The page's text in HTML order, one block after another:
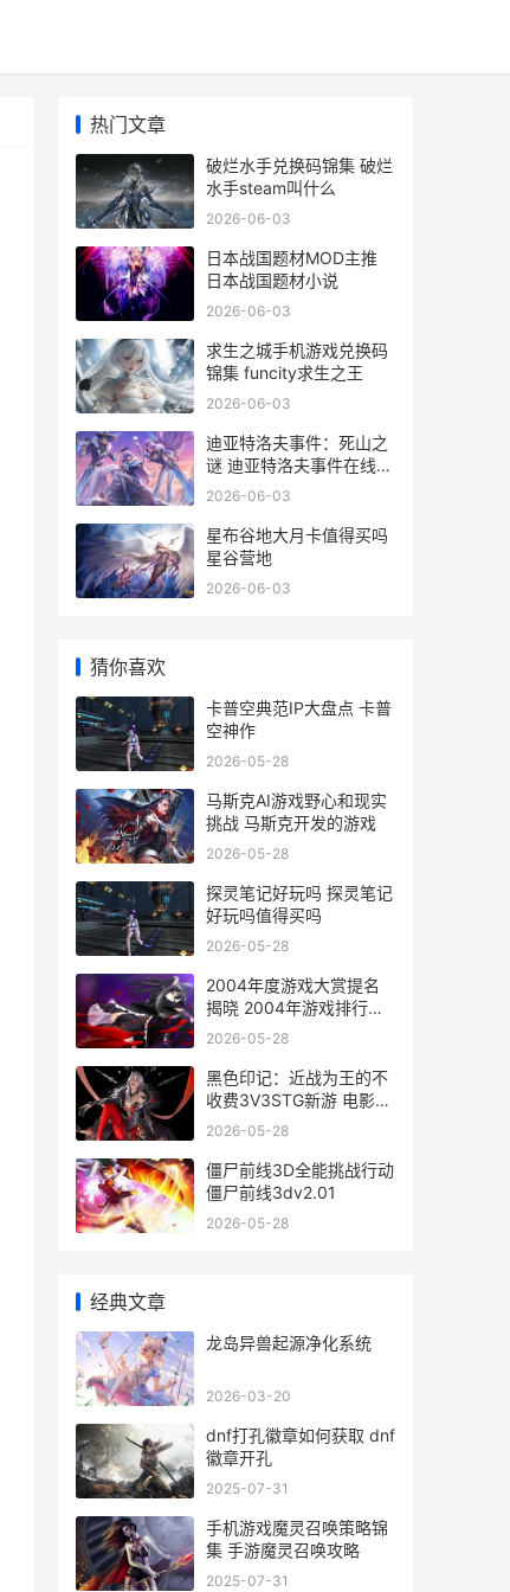
热门文章
破烂水手兑换码锦集 破烂
水手steam叫什么
2026-06-03
日本战国题材MOD主推
日本战国题材小说
2026-06-03
求生之城手机游戏兑换码
锦集 funcity求生之王
2026-06-03
迪亚特洛夫事件：死山之
谜 迪亚特洛夫事件在线观
看完整版
2026-06-03
星布谷地大月卡值得买吗
星谷营地
2026-06-03
猜你喜欢
卡普空典范IP大盘点 卡普
空神作
2026-05-28
马斯克AI游戏野心和现实
挑战 马斯克开发的游戏
2026-05-28
探灵笔记好玩吗 探灵笔记
好玩吗值得买吗
2026-05-28
2004年度游戏大赏提名
揭晓 2004年游戏排行榜
前十名
2026-05-28
黑色印记：近战为王的不
收费3V3STG新游 电影黑
色记忆
2026-05-28
僵尸前线3D全能挑战行动
僵尸前线3dv2.01
2026-05-28
经典文章
龙岛异兽起源净化系统
2026-03-20
dnf打孔徽章如何获取 dnf
徽章开孔
2025-07-31
手机游戏魔灵召唤策略锦
集 手游魔灵召唤攻略
2025-07-31